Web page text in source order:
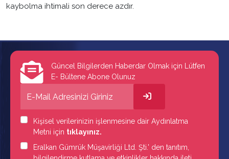
kaybolma ihtimali son derece azdır.
Güncel Bilgilerden Haberdar Olmak için Lütfen
E- Bültene Abone Olunuz
Kişisel verilerinizin işlenmesine dair Aydınlatma
Metni için tıklayınız.
Eralkan Gümrük Müşavirliği Ltd. Şti.' den tanıtım,